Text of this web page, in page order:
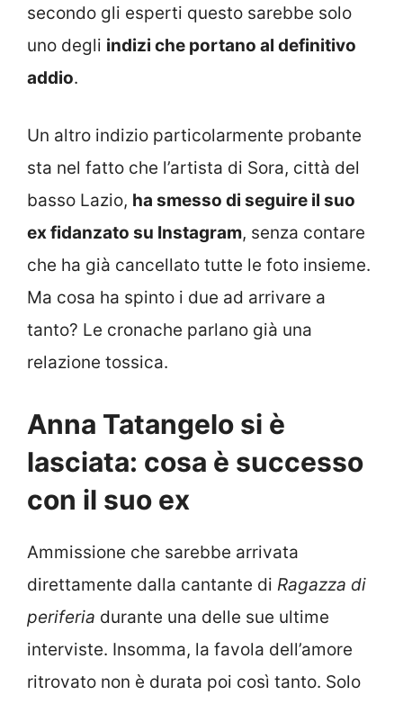
secondo gli esperti questo sarebbe solo
uno degli indizi che portano al definitivo
addio.
Un altro indizio particolarmente probante
sta nel fatto che l’artista di Sora, città del
basso Lazio, ha smesso di seguire il suo
ex fidanzato su Instagram, senza contare
che ha già cancellato tutte le foto insieme.
Ma cosa ha spinto i due ad arrivare a
tanto? Le cronache parlano già una
relazione tossica.
Anna Tatangelo si è
lasciata: cosa è successo
con il suo ex
Ammissione che sarebbe arrivata
direttamente dalla cantante di Ragazza di
periferia durante una delle sue ultime
interviste. Insomma, la favola dell’amore
ritrovato non è durata poi così tanto. Solo